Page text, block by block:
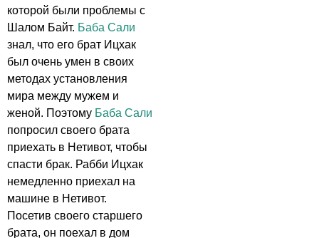
которой были проблемы с
Шалом Байт. Баба Сали
знал, что его брат Ицхак
был очень умен в своих
методах установления
мира между мужем и
женой. Поэтому Баба Сали
попросил своего брата
приехать в Нетивот, чтобы
спасти брак. Рабби Ицхак
немедленно приехал на
машине в Нетивот.
Посетив своего старшего
брата, он поехал в дом